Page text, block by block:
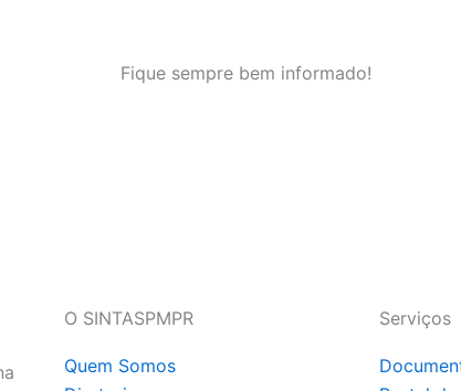
Fique sempre bem informado!
O SINTASPMPR
Quem Somos
Serviços